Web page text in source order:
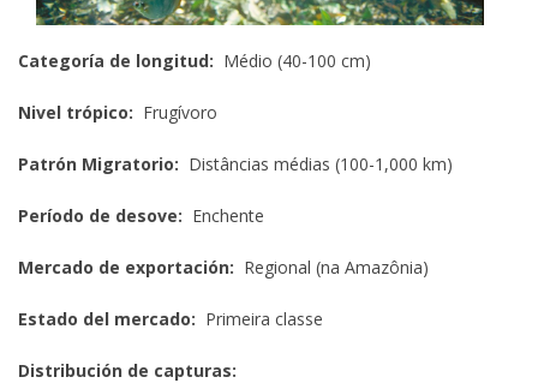
Categoría de longitud: Médio (40-100 cm)
Nivel trópico: Frugívoro
Patrón Migratorio: Distâncias médias (100-1,000 km)
Período de desove: Enchente
Mercado de exportación: Regional (na Amazônia)
Estado del mercado: Primeira classe
Distribución de capturas: